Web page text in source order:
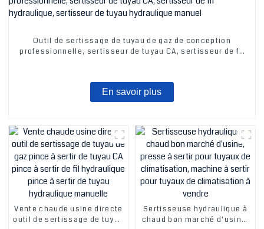
Outil de sertissage de tuyau de gaz de conception
professionnelle, sertisseur de tuyau CA, sertisseur de fil
En savoir plus
Vente chaude usine directe
outil de sertissage de tuyau
Sertisseuse hydraulique à
chaud bon marché d'usine,